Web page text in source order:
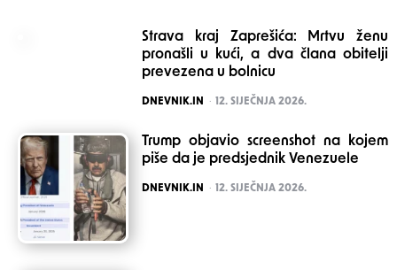
Strava kraj Zaprešića: Mrtvu ženu
pronašli u kući, a dva člana obitelji
prevezena u bolnicu
POSTED
DNEVNIK.IN 12. SIJEČNJA 2026.
Trump objavio screenshot na kojem
piše da je predsjednik Venezuele
POSTED
DNEVNIK.IN 12. SIJEČNJA 2026.